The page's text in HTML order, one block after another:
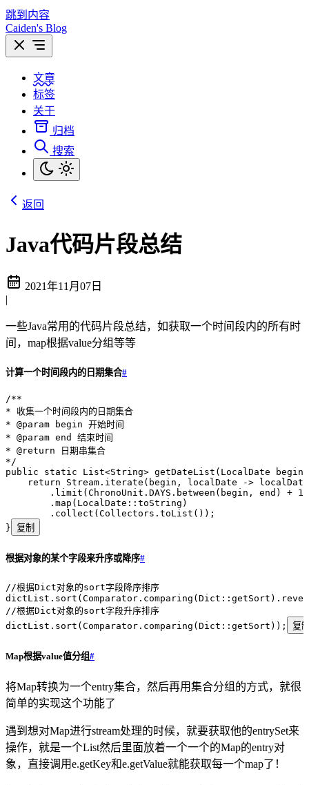
跳到内容
Caiden's Blog
文章
标签
关于
归档
搜索
返回
Java代码片段总结
2021年11月07日
|
一些Java常用的代码片段总结，如获取一个时间段内的所有时
间，map根据value分组等等
计算一个时间段内的日期集合#
/**
* 收集一个时间段内的日期集合
* @param begin 开始时间
* @param end
结束时间
* @return 日期串集合
*/
public static List<String> getDateList ( LocalDate begin
    return
Stream . iterate ( begin , localDate -> localDate
        .
limit ( ChronoUnit . DAYS . between ( begin , end ) + 1
        .
map ( LocalDate :: toString )
        .
collect ( Collectors . toList ()) ;
} 复制
根据对象的某个字段来升序或降序#
//根据Dict对象的sort字段降序排序
dictList . sort (Comparator . comparing (Dict :: getSort ) .
//根据Dict对象的sort字段升序排序
dictList . sort (Comparator . comparing (Dict :: getSort )) ; 复
Map根据value值分组#
将Map转换为一个entry集合，然后再用集合分组的方式，就很
简单的实现这个功能了
遇到想对Map进行stream处理的时候，就要获取他的entrySet来
操作，就是一个List然后里面放着一个一个的Map的entry对
象，直接调用e.getKey和e.getValue就能获取每一个map了！